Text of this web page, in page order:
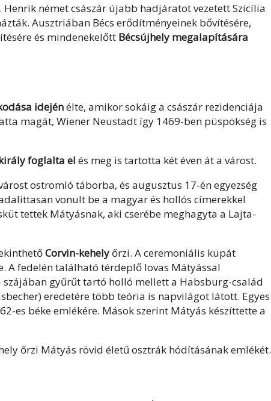
német császár újabb hadjáratot vezetett Szicília
Ausztriában Bécs erődítményeinek bővítésére,
és mindenekelőtt Bécsújhely megalapítására
idejénélte, amikor sokáig a császár rezidenciája
magát, Wiener Neustadt így 1469-ben püspökség is
foglalta el és meg is tartotta két éven át a várost.
ostromló táborba, és augusztus 17-én egyezség
vonult be a magyar és hollós címerekkel
tettek Mátyásnak, aki cserébe meghagyta a Lajta-
Corvin-kehely őrzi. A ceremoniális kupát
A fedelén található térdeplő lovas Mátyással
gyűrűt tartó holló mellett a Habsburg-család
eredetére több teória is napvilágot látott. Egyes
es béke emlékére. Mások szerint Mátyás készíttette a
őrzi Mátyás rövid életű osztrák hódításának emlékét.